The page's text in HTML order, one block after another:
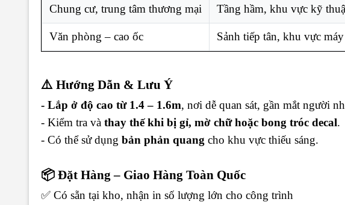
Chung cư, trung tâm thương mại Tầng hầm, khu vực kỹ
Văn phòng – cao ốc Sảnh tiếp tân, khu vực
⚠️ Hướng Dẫn & Lưu Ý
- Lắp ở độ cao từ 1.4 – 1.6m, nơi dễ quan sát, gần mắt người
- Kiểm tra và thay thế khi bị gỉ, mờ chữ hoặc bong tróc decal.
- Có thể sử dụng bản phản quang cho khu vực thiếu sáng.
📦 Đặt Hàng – Giao Hàng Toàn Quốc
✅ Có sẵn tại kho, nhận in số lượng lớn cho công trình